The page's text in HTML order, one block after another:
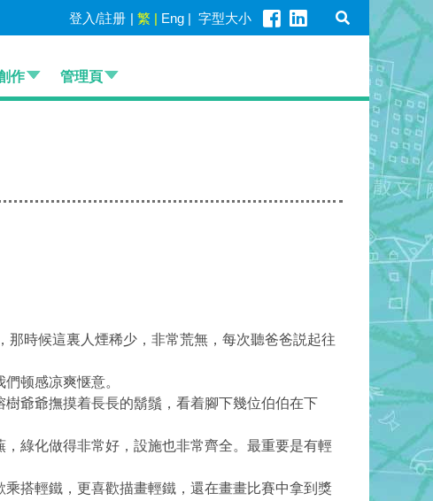
登入/註册 | 繁 | Eng | 字型大小
作 管理頁
那時候這裏人煙稀少，非常荒無，每次聽爸爸説起往
顿感凉爽惬意。
爺爺撫摸着長長的鬍鬚，看着腳下幾位伯伯在下
綠化做得非常好，設施也非常齊全。最重要是有輕
乘搭輕鐵，更喜歡描畫輕鐵，還在畫畫比賽中拿到獎